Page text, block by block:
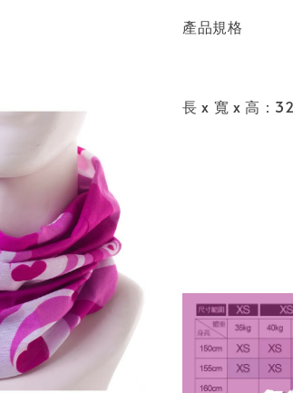
產品規格
長 x 寬 x 高：